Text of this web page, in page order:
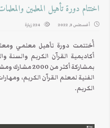
اختتام دورة تأهيل المعلمين
أغسطس 3, 2022 224 زيارة
أُختتمت دورة تأهيل معلمي
أكاديمية القرآن الكريم والسنة
بمشاركة أكثر
الفنية لمعلم القرآن الكريم،
الكريم.